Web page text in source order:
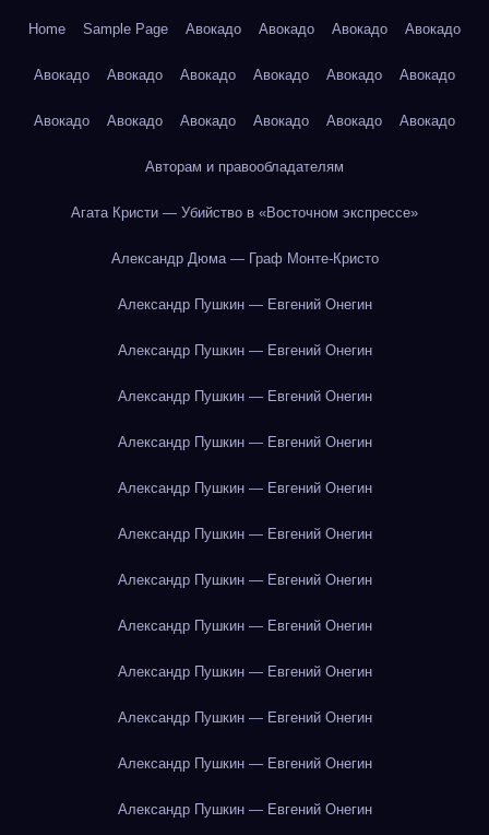
Home Sample Page Авокадо Авокадо Авокадо Авокадо
Авокадо Авокадо Авокадо Авокадо Авокадо Авокадо
Авокадо Авокадо Авокадо Авокадо Авокадо Авокадо
Авторам и правообладателям
Агата Кристи — Убийство в «Восточном экспрессе»
Александр Дюма — Граф Монте-Кристо
Александр Пушкин — Евгений Онегин
Александр Пушкин — Евгений Онегин
Александр Пушкин — Евгений Онегин
Александр Пушкин — Евгений Онегин
Александр Пушкин — Евгений Онегин
Александр Пушкин — Евгений Онегин
Александр Пушкин — Евгений Онегин
Александр Пушкин — Евгений Онегин
Александр Пушкин — Евгений Онегин
Александр Пушкин — Евгений Онегин
Александр Пушкин — Евгений Онегин
Александр Пушкин — Евгений Онегин